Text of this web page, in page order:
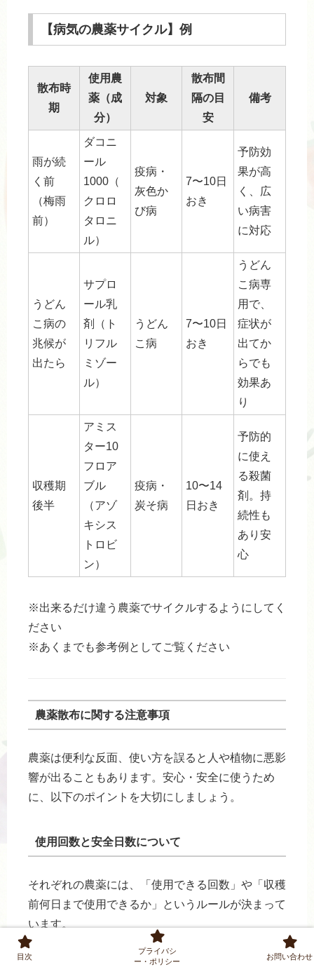
【病気の農薬サイクル】例
散布時
期
使用農
薬（成
分）
対象
散布間
隔の目
安
備考
雨が続
く前
（梅雨
前）
ダコニ
ール
1000（
クロロ
タロニ
ル）
疫病・
灰色か
び病
7〜10日
おき
予防効
果が高
く、広
い病害
に対応
うどん
こ病の
兆候が
出たら
サプロ
ール乳
剤（ト
リフル
ミゾー
ル）
うどん
こ病
7〜10日
おき
うどん
こ病専
用で、
症状が
出てか
らでも
効果あ
り
収穫期
後半
アミス
ター10
フロア
ブル
（アゾ
キシス
トロビ
ン）
疫病・
炭そ病
10〜14
日おき
予防的
に使え
る殺菌
剤。持
続性も
あり安
心
※出来るだけ違う農薬でサイクルするようにしてく
ださい
※あくまでも参考例としてご覧ください
農薬散布に関する注意事項
農薬は便利な反面、使い方を誤ると人や植物に悪影
響が出ることもあります。安心・安全に使うため
に、以下のポイントを大切にしましょう。
使用回数と安全日数について
それぞれの農薬には、「使用できる回数」や「収穫
前何日まで使用できるか」というルールが決まって
います。
パッケージや説明書に書かれたラベルをよく読み、
守ることが基本です。たとえば「収穫の7日前まで
目次
プライバシ
ー・ポリシー
お問い合わせ